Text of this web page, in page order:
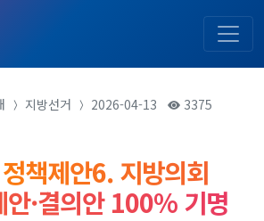
지방선거 2026-04-13 3375
책제안6. 지방의회
안·결의안 100% 기명